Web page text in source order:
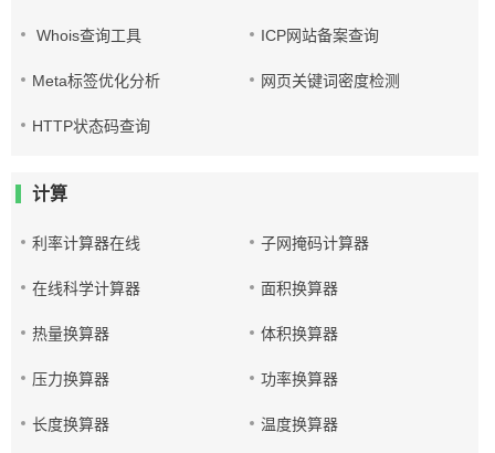
Whois查询工具 ICP网站备案查询
Meta标签优化分析 网页关键词密度检测
HTTP状态码查询
计算
利率计算器在线 子网掩码计算器
在线科学计算器 面积换算器
热量换算器 体积换算器
压力换算器 功率换算器
长度换算器 温度换算器